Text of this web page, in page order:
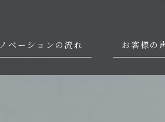
ベーションの流れ お客様の